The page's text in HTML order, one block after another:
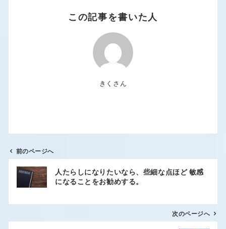
この記事を書いた人
きくさん
前のページへ
人たらしになりたいなら、些細な点ほど 敏感
になることをお勧めする。
次のページへ